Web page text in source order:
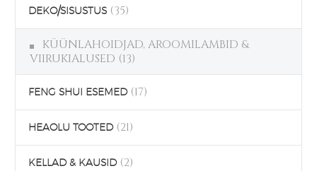
DEKO/SISUSTUS (35)
KÜÜNLAHOIDJAD, AROOMILAMBID &
VIIRUKIALUSED (13)
FENG SHUI ESEMED (17)
HEAOLU TOOTED (21)
KELLAD & KAUSID (2)